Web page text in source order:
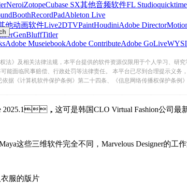
NeroiZotopeCubase SX其他音频软件FL Studioquicktime
RecordPadAbleton Live
他动画软件Live2DTVPaintHoudiniAdobe Director
BluffTitler
Adobe MuseiebookAdobe ContributeAdobe GoLive
法》及相关法律法规，本平台提供的软件资源仅限用于个人学习、研
能面临民事赔偿、行政处罚等法律责任。 本平台已尽到合理提示义
据《计算机软件保护条例》第二十四条、《信息网络传播权保护条
2025.1，这可是韩国CLO Virtual Fashion公司最
些三维软件完全不同，Marvelous Designer的工作流
衣服的版片